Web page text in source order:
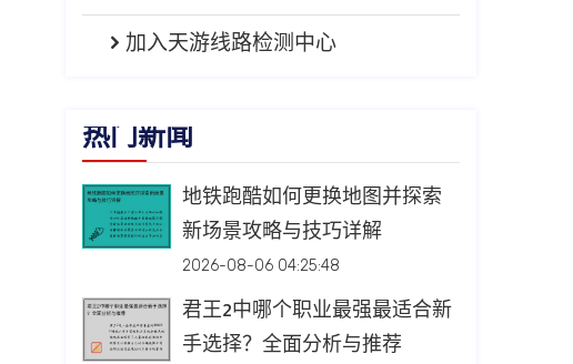
加入天游线路检测中心
热门新闻
地铁跑酷如何更换地图并探索
新场景攻略与技巧详解
2026-08-06 04:25:48
君王2中哪个职业最强最适合新
手选择？全面分析与推荐